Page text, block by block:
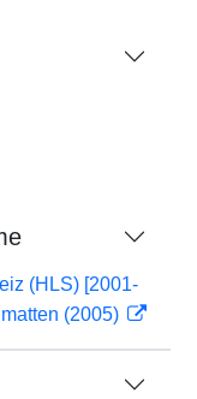
(HLS) [2001-
(2005)